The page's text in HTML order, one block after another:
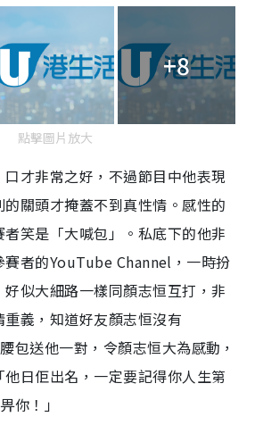
+8
點擊圖片放大
才非常之好，不過節目中他表現
關頭才掩蓋不到真性情。感性的
笑是「大喊包」。私底下的他非
賽者的YouTube Channel，一時扮
似大細路一樣同顏志恒互打，非
義，知道好友顏志恒沒有
包送他一對，令顏志恒大為感動，
日佢出名，一定要記得你人生第
你！」